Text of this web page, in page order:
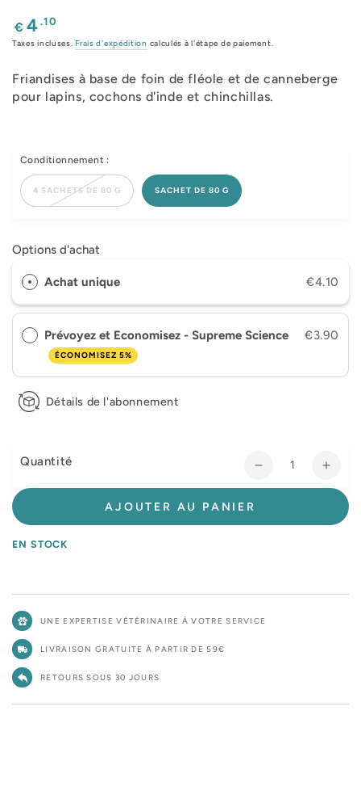
Prix
normal
€ 4.10
Taxes incluses. Frais d'expédition calculés à l'étape de paiement.
Friandises à base de foin de fléole et de canneberge
pour lapins, cochons d'inde et chinchillas.
Conditionnement :
4 SACHETS DE 80 G SACHET DE 80 G
Options d'achat
Achat unique €4.10
Prévoyez et Economisez - Supreme Science
ÉCONOMISEZ 5%
€3.90
Détails de l'abonnement
Quantité
Réduire
la
de
Loops
la
de
AJOUTER AU PANIER
EN STOCK
UNE EXPERTISE VÉTÉRINAIRE À VOTRE SERVICE
LIVRAISON GRATUITE À PARTIR DE 59€
RETOURS SOUS 30 JOURS